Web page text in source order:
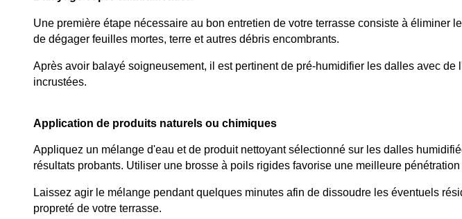
Une première étape nécessaire au bon entretien de votre terrasse consiste à
de dégager feuilles mortes, terre et autres débris encombrants.
Après avoir balayé soigneusement, il est pertinent de pré-humidifier les dalles avec de
incrustées.
Application de produits naturels ou chimiques
Appliquez un mélange d'eau et de produit nettoyant sélectionné sur les dalles
résultats probants. Utiliser une brosse à poils rigides favorise une meilleure
Laissez agir le mélange pendant quelques minutes afin de dissoudre les éventuels
propreté de votre terrasse.